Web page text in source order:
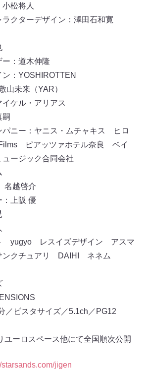
松将人
ラクターデザイン：澤田石和寛
：道木伸隆
ン：YOSHIROTTEN
山未来（YAR）
イケル・アリアス
嗣
パニー：ヤニス・ムチャキス ヒロ
ピアッツァホテル奈良 ベイ
ージック合同会社
名越啓介
：上阪 優
yugyo レスイズデザイン アスマ
クチュアリ DAIHI ネネム
／ビスタサイズ／5.1ch／PG12
ユーロスペース他にて全国順次公開
starsands.com/jigen